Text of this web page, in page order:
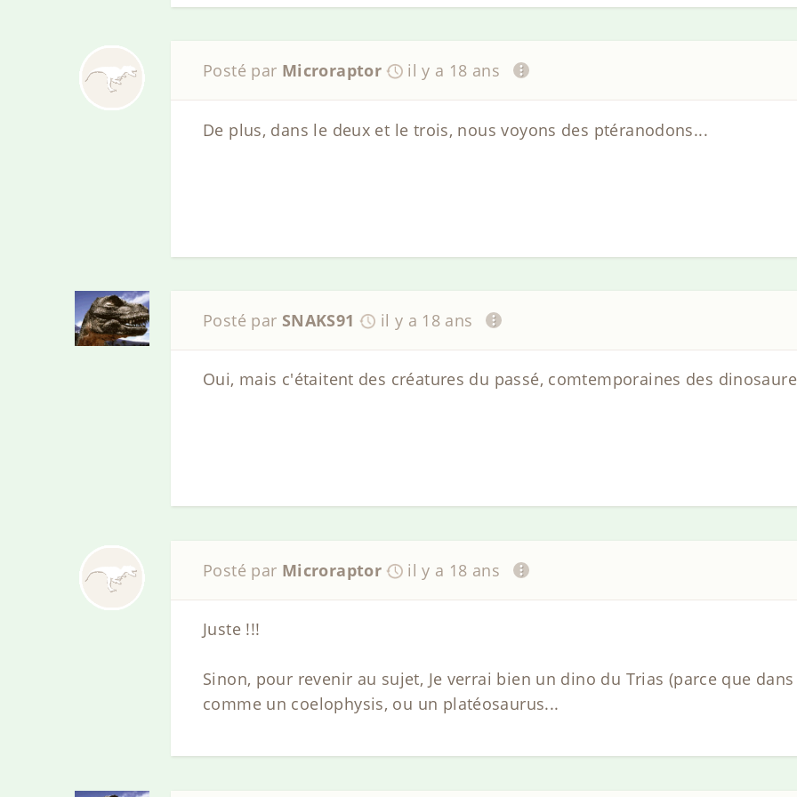
Posté par Microraptor il y a 18 ans
De plus, dans le deux et le trois, nous voyons des ptéranodons...
Posté par SNAKS91 il y a 18 ans
Oui, mais c'étaitent des créatures du passé, comtemporaines des
Posté par Microraptor il y a 18 ans
Juste !!!
Sinon, pour revenir au sujet, Je verrai bien un dino du Trias (parce que
comme un coelophysis, ou un platéosaurus...